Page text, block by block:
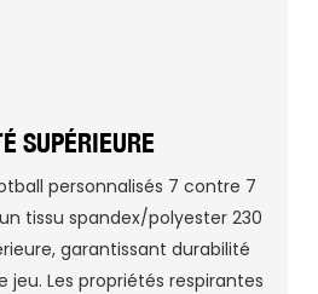
SUPÉRIEURE
personnalisés 7 contre 7
tissu spandex/polyester 230
garantissant durabilité
Les propriétés respirantes